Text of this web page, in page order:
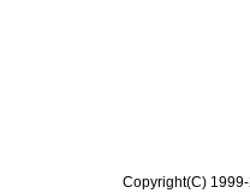
Copyright(C)